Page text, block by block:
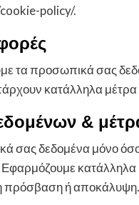
policy/.
τα προσωπικά σας
κατάλληλα
&
σας δεδομένα μόνο
πρόσβαση ή αποκάλυψη.